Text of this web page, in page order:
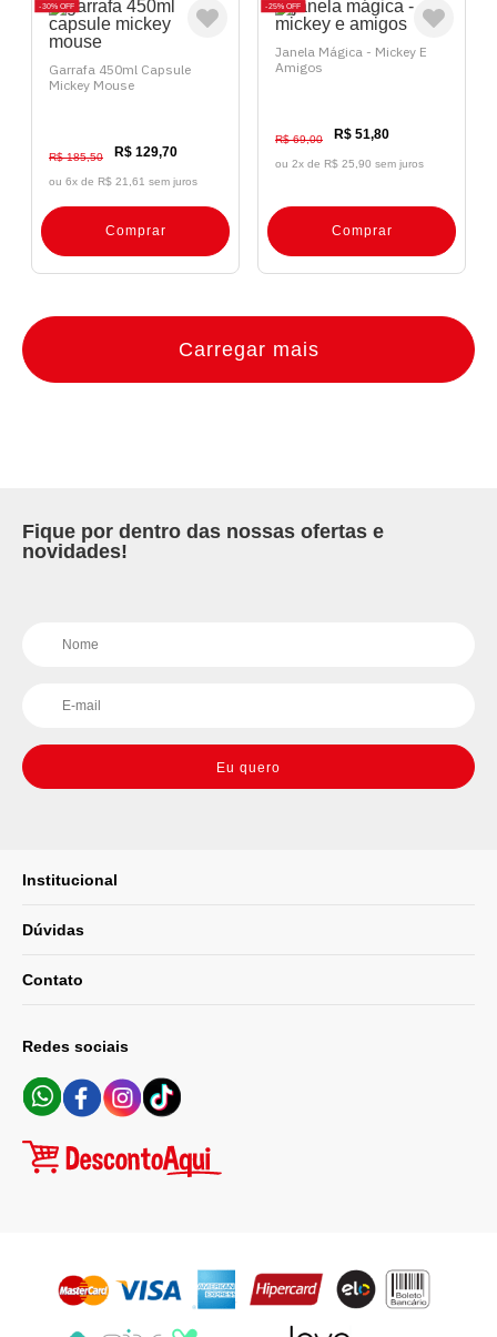
30% OFF
Garrafa 450ml Capsule
Mickey Mouse
R$ 185,50 R$ 129,70
ou 6x de R$ 21,61 sem juros
Comprar
25% OFF
Janela Mágica - Mickey E
Amigos
R$ 69,00 R$ 51,80
ou 2x de R$ 25,90 sem juros
Comprar
Carregar mais
Fique por dentro das nossas ofertas e
novidades!
Eu quero
Institucional
Dúvidas
Contato
Redes sociais